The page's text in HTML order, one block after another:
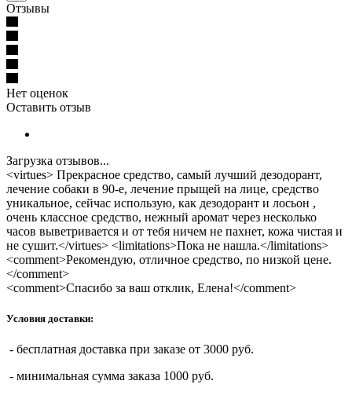
Отзывы
Нет оценок
Оставить отзыв
Загрузка отзывов...
<virtues> Прекрасное средство, самый лучший дезодорант,
лечение собаки в 90-е, лечение прыщей на лице, средство
уникальное, сейчас использую, как дезодорант и лосьон ,
очень классное средство, нежный аромат через несколько
часов выветривается и от тебя ничем не пахнет, кожа чистая и
не сушит.</virtues> <limitations>Пока не нашла.</limitations>
<comment>Рекомендую, отличное средство, по низкой цене.
</comment>
<comment>Спасибо за ваш отклик, Елена!</comment>
Условия доставки:
- бесплатная доставка при заказе от 3000 руб.
- минимальная сумма заказа 1000 руб.